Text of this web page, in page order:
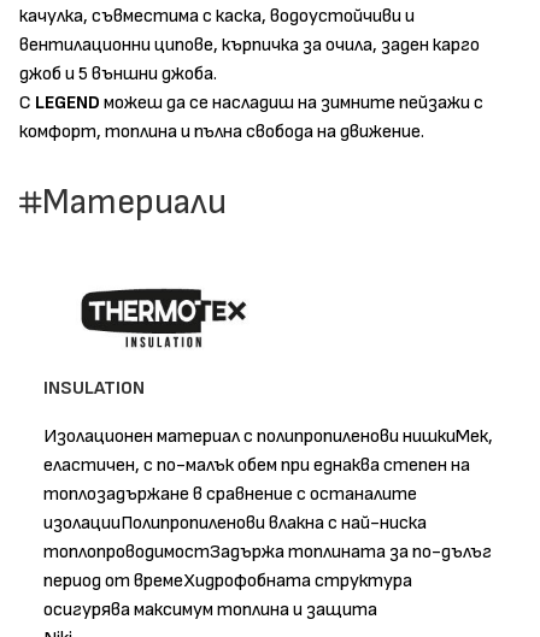
качулка, съвместима с каска, водоустойчиви и
вентилационни ципове, кърпичка за очила, заден карго
джоб и 5 външни джоба.
С LEGEND можеш да се насладиш на зимните пейзажи с
комфорт, топлина и пълна свобода на движение.
Материали
INSULATION
Изолационен материал с полипропиленови нишкиМек,
еластичен, с по-малък обем при еднаква степен на
топлозадържане в сравнение с останалите
изолацииПолипропиленови влакна с най-ниска
топлопроводимостЗадържа топлината за по-дълъг
период от времеХидрофобната структура
осигурява максимум топлина и защита